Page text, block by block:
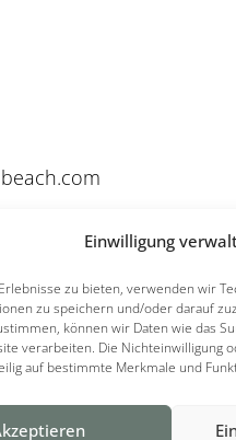
Einwilligung
zu bieten, verwenden wir
zu speichern und/oder darauf
können wir Daten wie das
verarbeiten. Die Nichteinwilligung
auf bestimmte Merkmale und